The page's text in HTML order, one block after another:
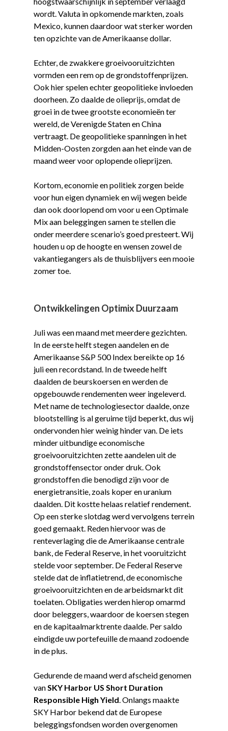
wordt. Valuta in opkomende markten, zoals
Mexico, kunnen daardoor wat sterker worden
ten opzichte van de Amerikaanse dollar.
Echter, de zwakkere groeivooruitzichten
vormden een rem op de grondstoffenprijzen.
Ook hier spelen echter geopolitieke invloeden
doorheen. Zo daalde de olieprijs, omdat de
groei in de twee grootste economieën ter
wereld, de Verenigde Staten en China
vertraagt. De geopolitieke spanningen in het
Midden-Oosten zorgden aan het einde van de
maand weer voor oplopende olieprijzen.
Kortom, economie en politiek zorgen beide
voor hun eigen dynamiek en wij wegen beide
dan ook doorlopend om voor u een Optimale
Mix aan beleggingen samen te stellen die
onder meerdere scenario’s goed presteert. Wij
houden u op de hoogte en wensen zowel de
vakantiegangers als de thuisblijvers een mooie
zomer toe.
Ontwikkelingen Optimix Duurzaam
Juli was een maand met meerdere gezichten.
In de eerste helft stegen aandelen en de
Amerikaanse S&P 500 Index bereikte op 16
juli een recordstand. In de tweede helft
daalden de beurskoersen en werden de
opgebouwde rendementen weer ingeleverd.
Met name de technologiesector daalde, onze
blootstelling is al geruime tijd beperkt, dus wij
ondervonden hier weinig hinder van. De iets
minder uitbundige economische
groeivooruitzichten zette aandelen uit de
grondstoffensector onder druk. Ook
grondstoffen die benodigd zijn voor de
energietransitie, zoals koper en uranium
daalden. Dit kostte helaas relatief rendement.
Op een sterke slotdag werd vervolgens terrein
goed gemaakt. Reden hiervoor was de
renteverlaging die de Amerikaanse centrale
bank, de Federal Reserve, in het vooruitzicht
stelde voor september. De Federal Reserve
stelde dat de inflatietrend, de economische
groeivooruitzichten en de arbeidsmarkt dit
toelaten. Obligaties werden hierop omarmd
door beleggers, waardoor de koersen stegen
en de kapitaalmarktrente daalde. Per saldo
eindigde uw portefeuille de maand zodoende
in de plus.
Gedurende de maand werd afscheid genomen
vanSKY Harbor US Short Duration
Responsible High Yield. Onlangs maakte
SKY Harbor bekend dat de Europese
beleggingsfondsen worden overgenomen